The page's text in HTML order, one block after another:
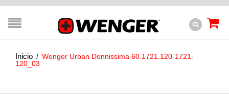
Inicio / Wenger Urban Donnissima 60.1721.120-1721-
120_03